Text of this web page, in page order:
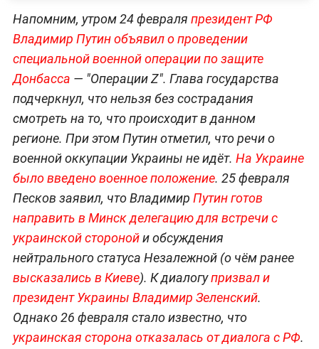
Напомним, утром 24 февраля президент РФ
Владимир Путин объявил о проведении
специальной военной операции по защите
Донбасса — "Операции Z". Глава государства
подчеркнул, что нельзя без сострадания
смотреть на то, что происходит в данном
регионе. При этом Путин отметил, что речи о
военной оккупации Украины не идёт. На Украине
было введено военное положение. 25 февраля
Песков заявил, что Владимир Путин готов
направить в Минск делегацию для встречи с
украинской сторонойи обсуждения
нейтрального статуса Незалежной (о чём ранее
высказались в Киеве). К диалогупризвал и
президент Украины Владимир Зеленский.
Однако 26 февраля стало известно, что
украинская сторона отказалась от диалога с РФ.